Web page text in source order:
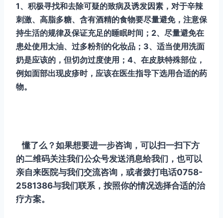
1、积极寻找和去除可疑的致病及诱发因素，对于辛辣
刺激、高脂多糖、含有酒精的食物要尽量避免，注意保
持生活的规律及保证充足的睡眠时间；2、尽量避免在
患处使用太油、过多粉剂的化妆品；3、适当使用洗面
奶是应该的，但切勿过度使用；4、在皮肤特殊部位，
例如面部出现皮疹时，应该在医生指导下选用合适的药
物。
懂了么？如果想要进一步咨询，可以扫一扫下方
的二维码关注我们公众号发送消息给我们，也可以
亲自来医院与我们交流咨询，或者拨打电话0758-
2581386与我们联系，按照你的情况选择合适的治
疗方案。